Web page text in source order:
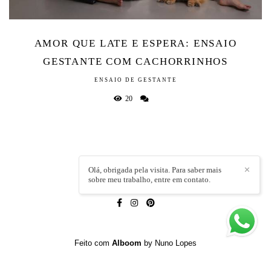
AMOR QUE LATE E ESPERA: ENSAIO
GESTANTE COM CACHORRINHOS
ENSAIO DE GESTANTE
20
LÍVIA CAPELI/CONTATO
✕
Olá, obrigada pela visita. Para saber mais
sobre meu trabalho, entre em contato.
Feito com Alboom by Nuno Lopes